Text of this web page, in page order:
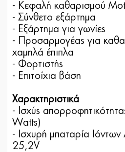
- Κεφαλή καθαρισμού
- Σύνθετο εξάρτημα
- Εξάρτημα για γωνίες
- Προσαρμογέας για
χαμηλά έπιπλα
- Φορτιστής
- Επιτοίχια βάση
Χαρακτηριστικά
-
Ισχύς
Watts)
- Ισχυρή μπαταρία Ιόντων
25,2V